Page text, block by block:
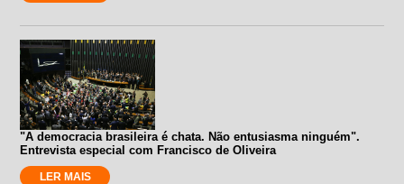
"A democracia brasileira é chata. Não entusiasma ninguém".
Entrevista especial com Francisco de Oliveira
LER MAIS